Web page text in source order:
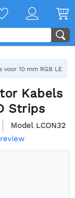
voor 10 mm RGB LED
Kabels
Strips
Model LCON32